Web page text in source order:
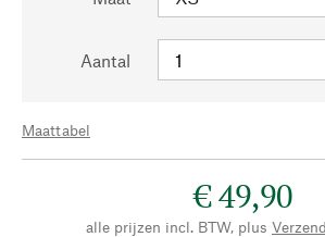
Aantal
Maattabel
€ 49,90
alle prijzen incl. BTW, plus